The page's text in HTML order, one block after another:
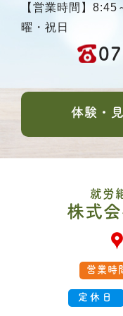
【営業時間】
曜・祝日
体験・
就労
株式
営業時
定休日